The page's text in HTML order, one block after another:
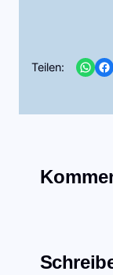
Teilen: Share on